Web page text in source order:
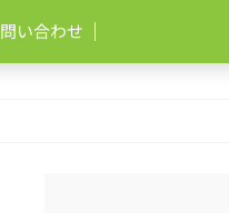
問い合わせ